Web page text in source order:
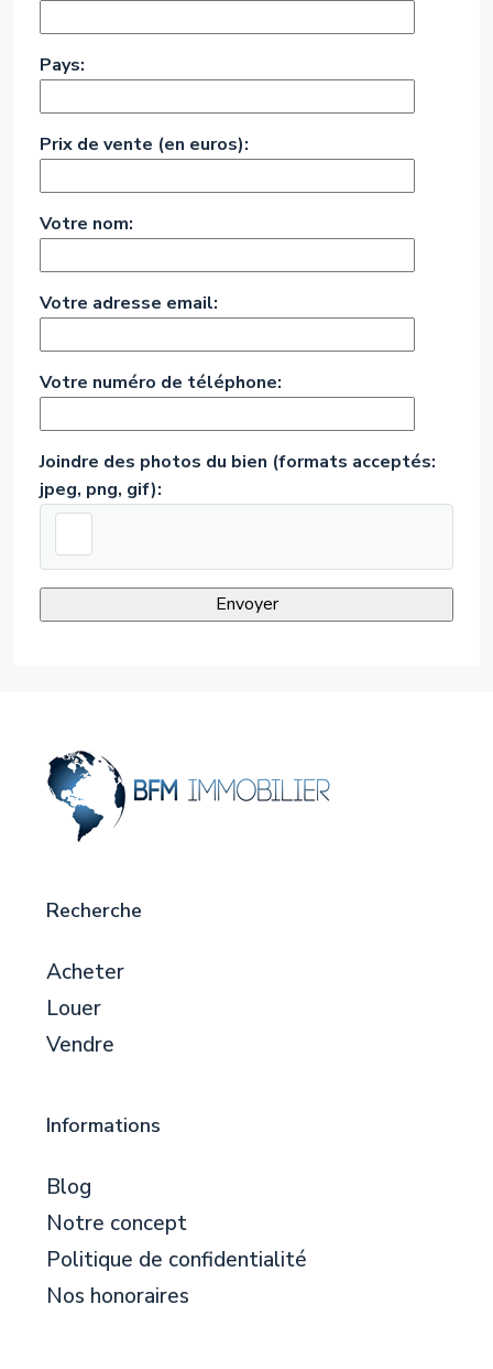
Pays:
Prix de vente (en euros):
Votre nom:
Votre adresse email:
Votre numéro de téléphone:
Joindre des photos du bien (formats acceptés:
jpeg, png, gif):
Recherche
Acheter
Louer
Vendre
Informations
Blog
Notre concept
Politique de confidentialité
Nos honoraires